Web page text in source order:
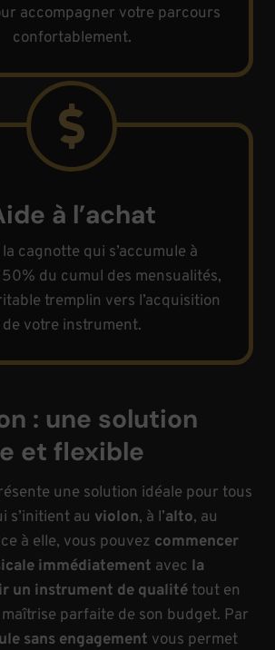
accompagner votre parcours
confortablement.
à l’achat
cagnotte qui s’accumule à
du cumul des mensualités,
tremplin vers l’acquisition
de votre instrument.
: une solution
et flexible
une solution idéale pour tous
s’initient au violon, à l’alto, au
à elle, vous pouvez commencer
immédiatement avec la
un instrument de qualité tout en
parfaite de son budget. Par
sans engagement vous permet